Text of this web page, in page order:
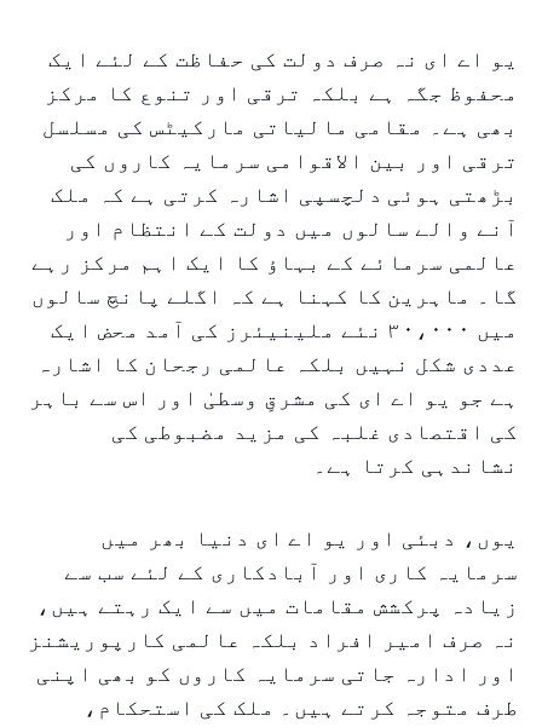
یو اے ای نہ صرف دولت کی حفاظت کے لئے ایک
محفوظ جگہ ہے بلکہ ترقی اور تنوع کا مرکز
بھی ہے۔ مقامی مالیاتی مارکیٹس کی مسلسل
ترقی اور بین الاقوامی سرمایہ کاروں کی
بڑھتی ہوئی دلچسپی اشارہ کرتی ہے کہ ملک
آنے والے سالوں میں دولت کے انتظام اور
عالمی سرمائے کے بہاؤ کا ایک اہم مرکز رہے
گا۔ ماہرین کا کہنا ہے کہ اگلے پانچ سالوں
میں ۳۰،۰۰۰ نئے ملینیئرز کی آمد محض ایک
عددی شکل نہیں بلکہ عالمی رجحان کا اشارہ
ہے جو یو اے ای کی مشرقِ وسطیٰ اور اس سے باہر
کی اقتصادی غلبہ کی مزید مضبوطی کی
نشاندہی کرتا ہے۔
یوں، دبئی اور یو اے ای دنیا بھر میں
سرمایہ کاری اور آبادکاری کے لئے سب سے
زیادہ پرکشش مقامات میں سے ایک رہتے ہیں،
نہ صرف امیر افراد بلکہ عالمی کارپوریشنز
اور ادارہ جاتی سرمایہ کاروں کو بھی اپنی
طرف متوجہ کرتے ہیں۔ ملک کی استحکام،